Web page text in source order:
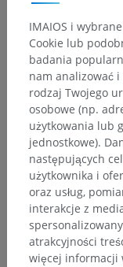
Tłumaczenia
Zauważyłeś
Zachęcamy do
tłumaczeń lub
lepszą jakość
IMAIOS i
Cookie lub
badania
nam analizować
rodzaj Twojego
osobowe (np.
użytkowania lub
jednostkowe).
następujących
użytkownika i
oraz usług,
interakcje z
atrakcyjności
więcej informacji